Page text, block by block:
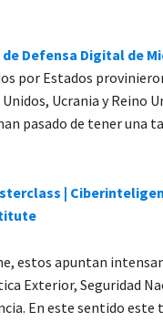
Defensa Digital de
por Estados
Ucrania y Reino
pasado de tener una
|
estos apuntan
Exterior, Seguridad
En este sentido este